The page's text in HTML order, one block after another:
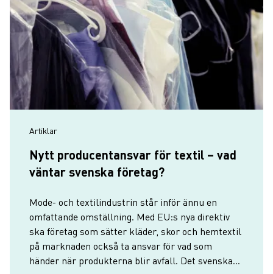
Artiklar
Nytt producentansvar för textil – vad
väntar svenska företag?
Mode- och textilindustrin står inför ännu en
omfattande omställning. Med EU:s nya direktiv
ska företag som sätter kläder, skor och hemtextil
på marknaden också ta ansvar för vad som
händer när produkterna blir avfall. Det svenska